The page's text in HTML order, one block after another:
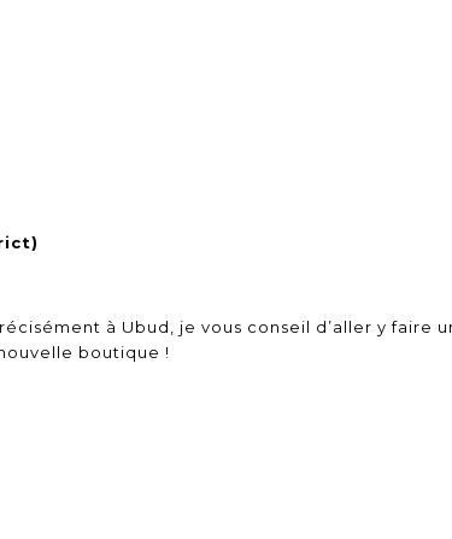
à Ubud, je vous conseil d’aller y faire
boutique !